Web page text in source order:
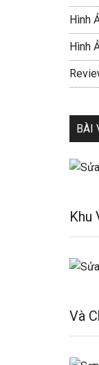
Hình
Hình
BÀI
Khu
Và